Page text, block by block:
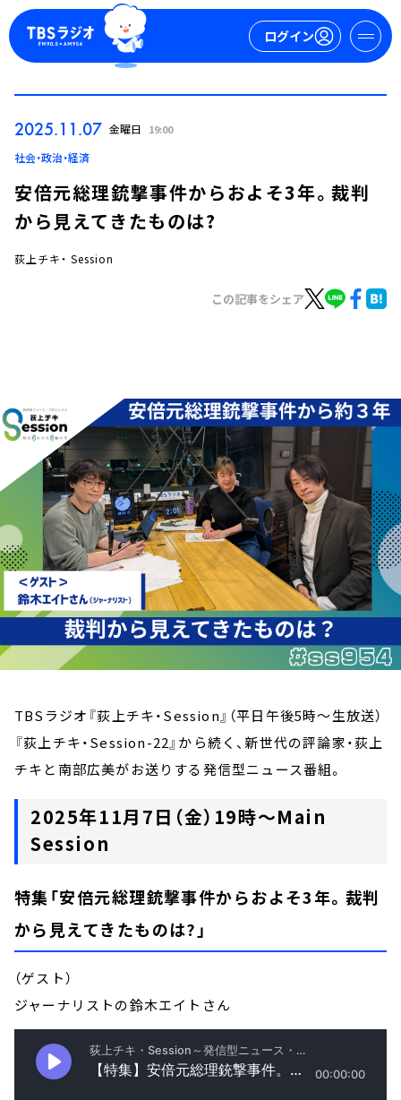
ログイン
お知らせ
イベント・グッズ
YouTube
会社情報
2025.11.07 金曜日 19:00
社会・政治・経済
安倍元総理銃撃事件からおよそ3年。裁判
から見えてきたものは?
荻上チキ・ Session
この記事をシェア
TBSラジオ『荻上チキ・Session』（平日午後5時～生放送）
『荻上チキ・Session-22』から続く、新世代の評論家・荻上
チキと南部広美がお送りする発信型ニュース番組。
2025年11月7日（金）19時～Main
Session
特集「安倍元総理銃撃事件からおよそ3年。裁判
から見えてきたものは?」
（ゲスト）
ジャーナリストの鈴木エイトさん